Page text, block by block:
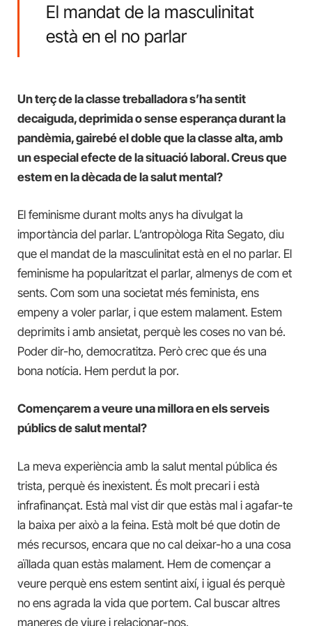
El mandat de la masculinitat
està en el no parlar
Un terç de la classe treballadora s’ha sentit
decaiguda, deprimida o sense esperança durant la
pandèmia, gairebé el doble que la classe alta, amb
un especial efecte de la situació laboral. Creus que
estem en la dècada de la salut mental?
El feminisme durant molts anys ha divulgat la
importància del parlar. L’antropòloga Rita Segato, diu
que el mandat de la masculinitat està en el no parlar. El
feminisme ha popularitzat el parlar, almenys de com et
sents. Com som una societat més feminista, ens
empeny a voler parlar, i que estem malament. Estem
deprimits i amb ansietat, perquè les coses no van bé.
Poder dir-ho, democratitza. Però crec que és una
bona notícia. Hem perdut la por.
Començarem a veure una millora en els serveis
públics de salut mental?
La meva experiència amb la salut mental pública és
trista, perquè és inexistent. És molt precari i està
infrafinançat. Està mal vist dir que estàs mal i agafar-te
la baixa per això a la feina. Està molt bé que dotin de
més recursos, encara que no cal deixar-ho a una cosa
aïllada quan estàs malament. Hem de començar a
veure perquè ens estem sentint així, i igual és perquè
no ens agrada la vida que portem. Cal buscar altres
maneres de viure i relacionar-nos.